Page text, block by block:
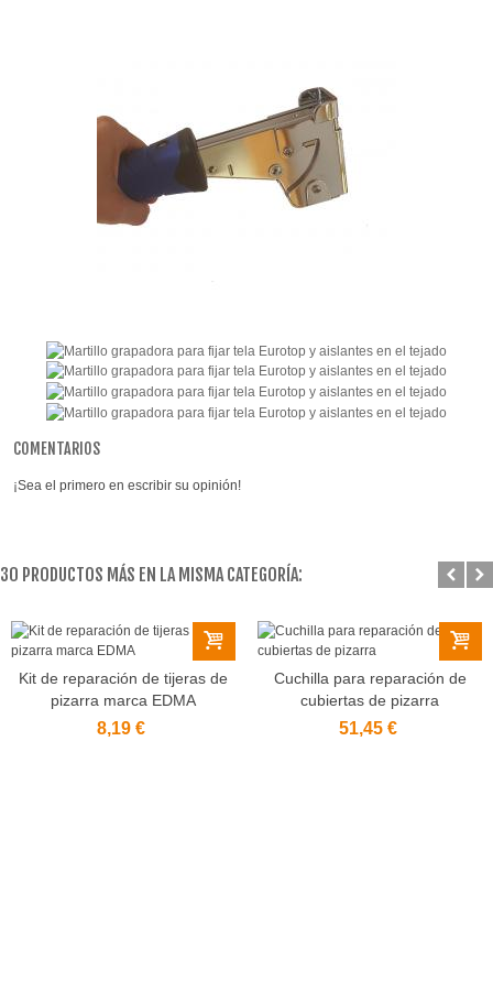
COMENTARIOS
¡Sea el primero en escribir su opinión!
30 PRODUCTOS MÁS EN LA MISMA CATEGORÍA:
Kit de reparación de tijeras de
pizarra marca EDMA
8,19 €
Cuchilla para reparación de
cubiertas de pizarra
51,45 €